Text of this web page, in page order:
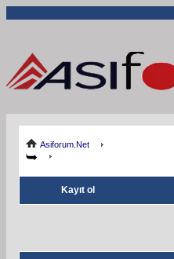
Asiforum.Net
Kayıt ol